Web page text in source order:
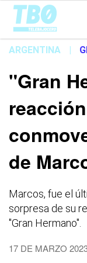
Cargando...
ARGENTINA |
"Gran
de
Marcos, fue el
sorpresa de su
"Gran Hermano".
17 DE MARZO